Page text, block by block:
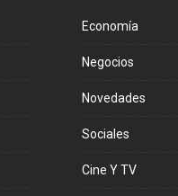
Economía
Negocios
Novedades
Sociales
Cine Y TV